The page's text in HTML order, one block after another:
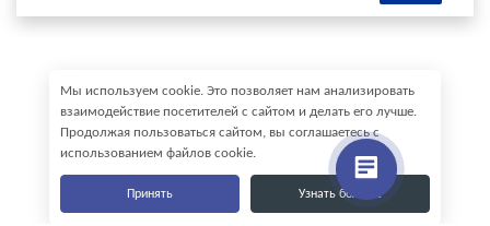
Мы используем cookie. Это позволяет нам анализировать
взаимодействие посетителей с сайтом и делать его лучше.
Продолжая пользоваться сайтом, вы соглашаетесь с
использованием файлов cookie.
Принять Узнать больше